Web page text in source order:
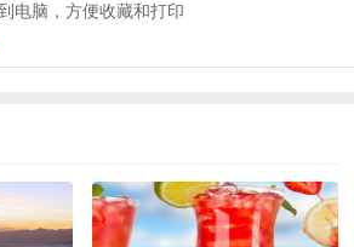
电脑，方便收藏和打印